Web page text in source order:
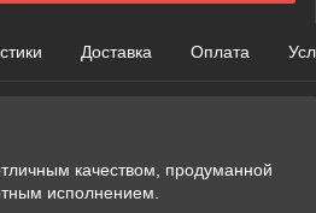
Доставка Оплата
качеством, продуманной
исполнением.